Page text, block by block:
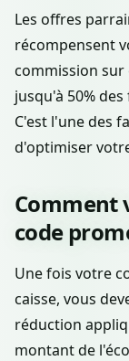
Les offres
récompensent
commission
jusqu'à 50%
C'est l'une des
d'optimiser
Comment
code
Une fois votre
caisse, vous
réduction
montant de